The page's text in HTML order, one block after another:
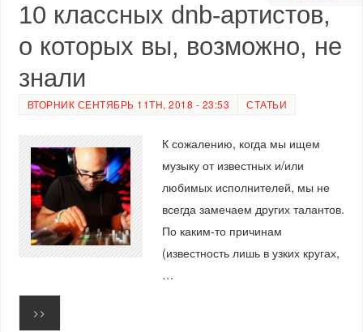
10 классных dnb-артистов,
о которых вы, возможно, не
знали
ВТОРНИК СЕНТЯБРЬ 11TH, 2018 - 23:53 СТАТЬИ
К сожалению, когда мы ищем
музыку от известных и/или
любимых исполнителей, мы не
всегда замечаем других талантов.
По каким-то причинам
(известность лишь в узких кругах,
…
>>